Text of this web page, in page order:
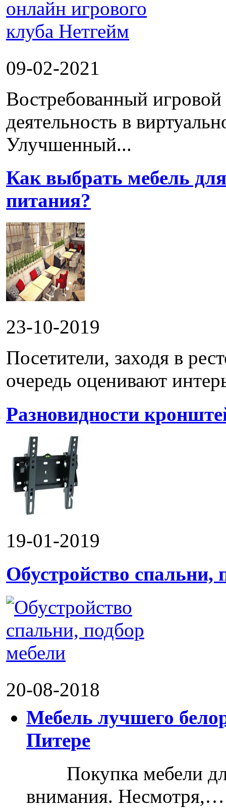
09-02-2021
Востребованный
деятельность в
Улучшенный...
Как выбрать мебель
питания?
23-10-2019
Посетители, заходя в
очередь оценивают
Разновидности
19-01-2019
Обустройство спальни,
20-08-2018
Мебель лучшего
Питере
Покупка мебели для
внимания. Несмотря,…